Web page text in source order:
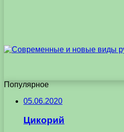
Популярное
05.06.2020
Цикорий